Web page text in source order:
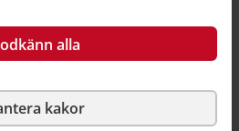
alla
kakor
(unique selling